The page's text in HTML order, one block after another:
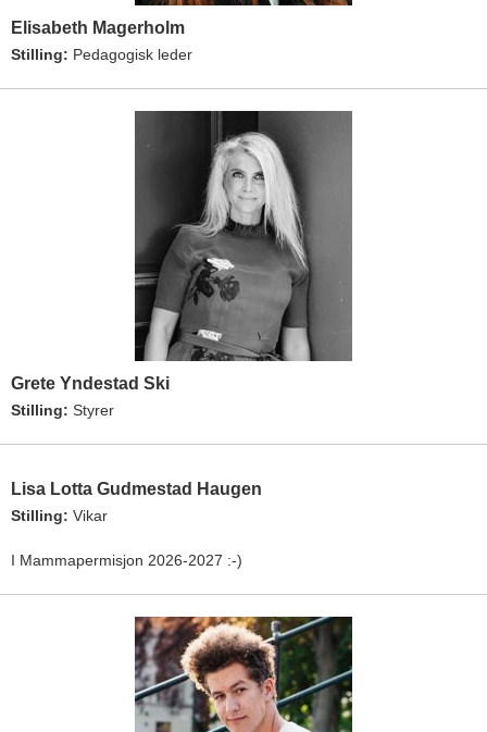
Elisabeth Magerholm
Stilling: Pedagogisk leder
Grete Yndestad Ski
Stilling: Styrer
Lisa Lotta Gudmestad Haugen
Stilling: Vikar
I Mammapermisjon 2026-2027 :-)